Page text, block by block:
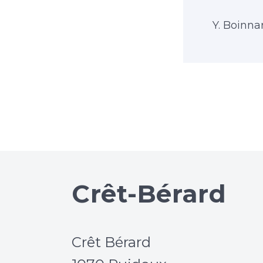
Y.
Crêt-Bérard
Crêt Bérard